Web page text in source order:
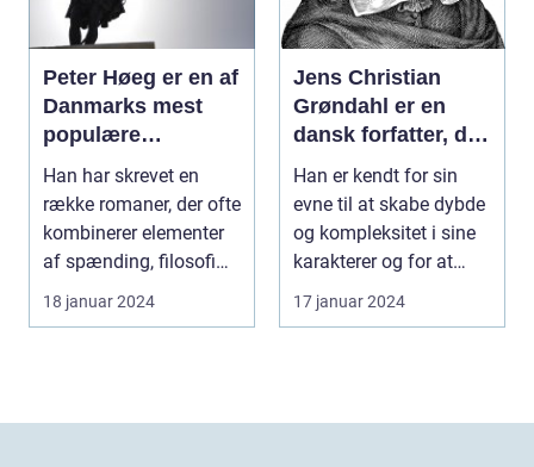
Peter Høeg er en af
Danmarks mest
populære
forfattere, kendt for
sine spændende
og tankevækkende
bøger
Han har skrevet en
række romaner, der ofte
kombinerer elementer
af spænding, filosofi
og det overnat...
18 januar 2024
Jens Christian
Grøndahl er en
dansk forfatter, der
har efterladt et
imponerende
aftryk på den
danske
litteraturscene med
sine mange bøger
Han er kendt for sin
evne til at skabe dybde
og kompleksitet i sine
karakterer og for at
udforske te...
17 januar 2024